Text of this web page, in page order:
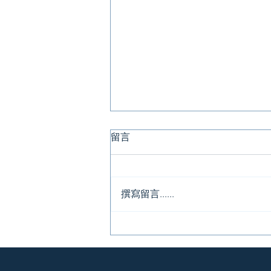
呼吸道合胞病毒（RSV）近期
度傳染性且危險的呼吸道病毒，近
助您更好地應對RSV！💪 🔹 RSV背
留言
撰寫留言......